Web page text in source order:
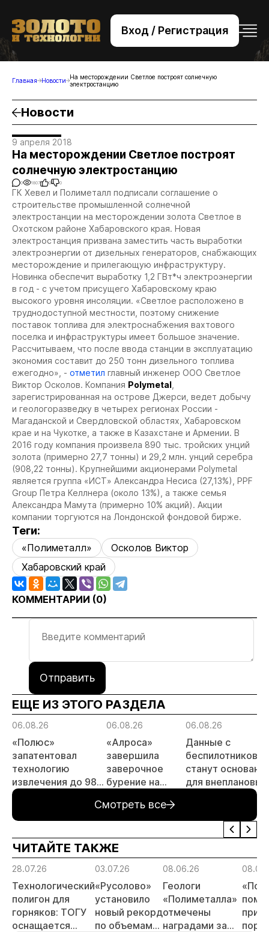
Вход / Регистрация
+7 (495) 221-76-32
bsv@zolteh.ru
Главная Новости
На месторождении Светлое построят солнечную
электростанцию
Новости
9 апреля 2018
На месторождении Светлое построят
солнечную электростанцию
0 1807 0 0
ГК Хевел и Полиметалл подписали соглашение о
строительстве промышленной солнечной
электростанции на месторождении золота Светлое в
Охотском районе Хабаровского края. Новая
электростанция призвана заместить часть выработки
электроэнергии от дизельных генераторов, снабжающих
месторождение и прилегающую инфраструктуру.
Новинка обеспечит выработку 1,2 ГВт*ч электроэнергии
в год - с учетом присущего Хабаровскому краю
высокого уровня инсоляции. «Светлое расположено в
труднодоступной местности, поэтому снижение
поставок топлива для электроснабжения вахтового
поселка и инфраструктуры имеет большое значение.
Рассчитываем, что после ввода станции в эксплуатацию
экономия составит до 250 тонн дизельного топлива
ежегодно», - отметил главный инженер ООО Светлое
Виктор Осколов. Компания Polymetal
зарегистрированная на острове Джерси, ведет добычу
и геологоразведку в четырех регионах России -
Магаданской и Свердловской областях, Хабаровском
крае и на Чукотке, а также в Казахстане и Армении. В
2016 году компания произвела 890 тыс. тройских унций
золота (примерно 27,7 тонны) и 29,2 млн. унций серебра
(908,22 тонны). Крупнейшими акционерами Polymetal
является группа «ИСТ» Александра Несиса (27,13%), PPF
Group Петра Келлнера (около 13%), а также семья
Александра Мамута (примерно 10% акций). Акции
компании торгуются на Лондонской фондовой бирже.
Теги:
«Полиметалл»
Осколов Виктор
Хабаровский край
КОММЕНТАРИИ (0)
Отправить
ЕЩЕ ИЗ ЭТОГО РАЗДЕЛА
06.08.26
«Полюс»
запатентовал
технологию
извлечения до 98%
золота из
металлургического
шлака
06.08.26
«Алроса»
завершила
заверочное
бурение на
месторождении
Дегдекан
06.08.26
Данные с
беспилотников
станут
для внеплановых
Смотреть все
ЧИТАЙТЕ ТАКЖЕ
28.07.26
Технологический
полигон для
горняков: ТОГУ
оснащается
03.07.26
«Русолово»
установило
новый рекорд
по объемам
08.06.26
Геологи
«Полиметалла»
отмечены
наградами за